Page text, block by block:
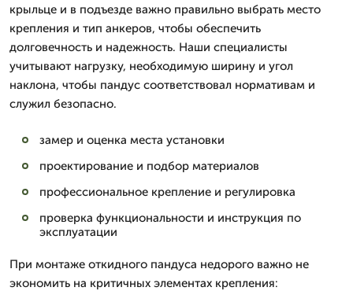
крыльце и в подъезде важно правильно выбрать место
крепления и тип анкеров, чтобы обеспечить
долговечность и надежность. Наши специалисты
учитывают нагрузку, необходимую ширину и угол
наклона, чтобы пандус соответствовал нормативам и
служил безопасно.
замер и оценка места установки
проектирование и подбор материалов
профессиональное крепление и регулировка
проверка функциональности и инструкция по
эксплуатации
При монтаже откидного пандуса недорого важно не
экономить на критичных элементах крепления: